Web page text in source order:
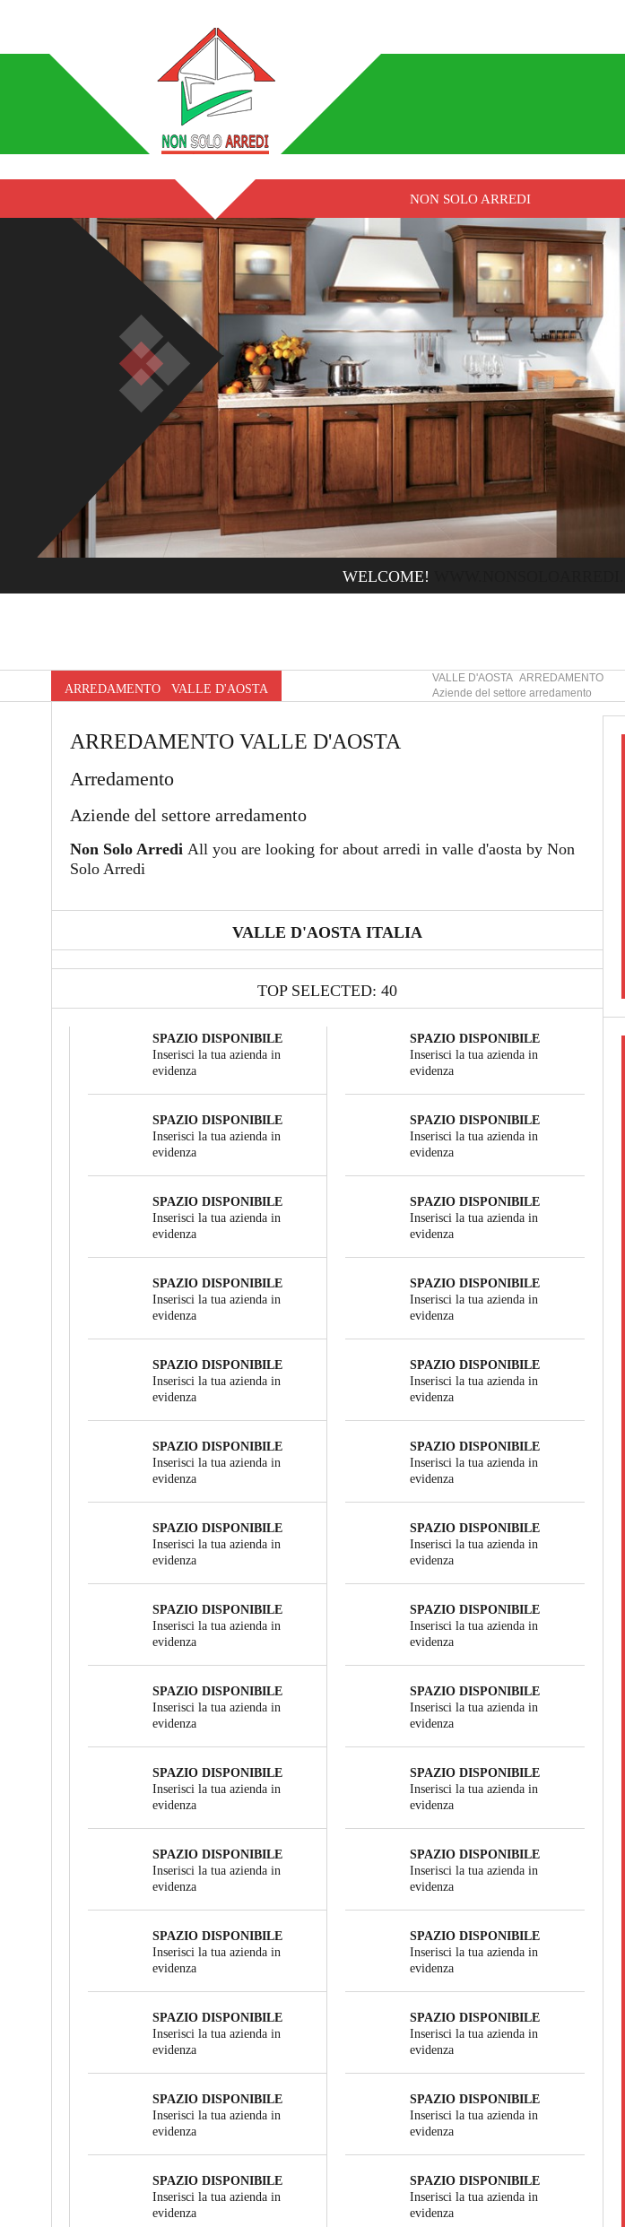
NON SOLO ARREDI
WELCOME!
ARREDAMENTO VALLE D'AOSTA
VALLE D'AOSTA ARREDAMENTO
Aziende del settore arredamento
ARREDAMENTO VALLE D'AOSTA
Arredamento
Aziende del settore arredamento
Non Solo ArrediAll you are looking for about arredi in valle d'aosta by Non
Solo Arredi
VALLE D'AOSTA ITALIA
TOP SELECTED: 40
SPAZIO DISPONIBILE
Inserisci la tua azienda in
evidenza
SPAZIO DISPONIBILE
Inserisci la tua azienda in
evidenza
SPAZIO DISPONIBILE
Inserisci la tua azienda in
evidenza
SPAZIO DISPONIBILE
Inserisci la tua azienda in
evidenza
SPAZIO DISPONIBILE
Inserisci la tua azienda in
evidenza
SPAZIO DISPONIBILE
Inserisci la tua azienda in
evidenza
SPAZIO DISPONIBILE
Inserisci la tua azienda in
evidenza
SPAZIO DISPONIBILE
Inserisci la tua azienda in
evidenza
SPAZIO DISPONIBILE
Inserisci la tua azienda in
evidenza
SPAZIO DISPONIBILE
Inserisci la tua azienda in
evidenza
SPAZIO DISPONIBILE
Inserisci la tua azienda in
evidenza
SPAZIO DISPONIBILE
Inserisci la tua azienda in
evidenza
SPAZIO DISPONIBILE
Inserisci la tua azienda in
evidenza
SPAZIO DISPONIBILE
Inserisci la tua azienda in
evidenza
SPAZIO DISPONIBILE
Inserisci la tua azienda in
evidenza
SPAZIO DISPONIBILE
Inserisci la tua azienda in
evidenza
SPAZIO DISPONIBILE
Inserisci la tua azienda in
evidenza
SPAZIO DISPONIBILE
Inserisci la tua azienda in
evidenza
SPAZIO DISPONIBILE
Inserisci la tua azienda in
evidenza
SPAZIO DISPONIBILE
Inserisci la tua azienda in
evidenza
SPAZIO DISPONIBILE
Inserisci la tua azienda in
evidenza
SPAZIO DISPONIBILE
Inserisci la tua azienda in
evidenza
SPAZIO DISPONIBILE
Inserisci la tua azienda in
evidenza
SPAZIO DISPONIBILE
Inserisci la tua azienda in
evidenza
SPAZIO DISPONIBILE
Inserisci la tua azienda in
evidenza
SPAZIO DISPONIBILE
Inserisci la tua azienda in
evidenza
SPAZIO DISPONIBILE
Inserisci la tua azienda in
evidenza
SPAZIO DISPONIBILE
Inserisci la tua azienda in
evidenza
SPAZIO DISPONIBILE
Inserisci la tua azienda in
evidenza
SPAZIO DISPONIBILE
Inserisci la tua azienda in
evidenza